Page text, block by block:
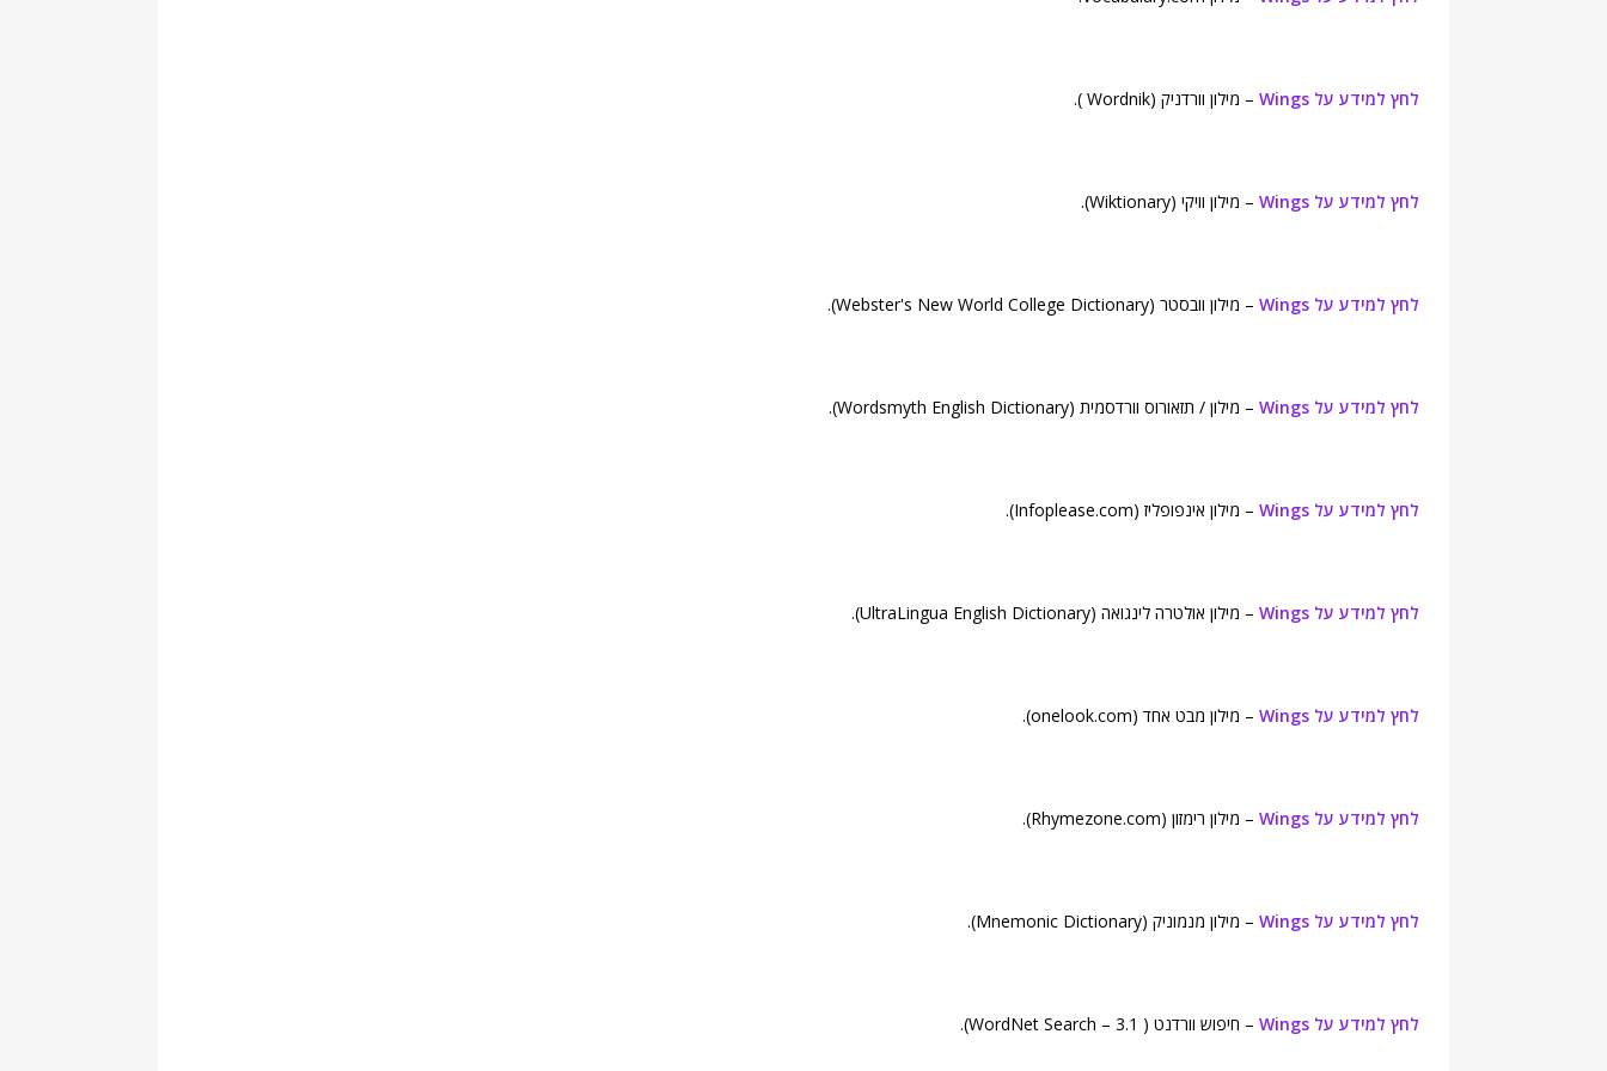
לחץ למידע על Wings – מילון וורדניק (Wordnik ).
לחץ למידע על Wings – מילון וויקי (Wiktionary).
לחץ למידע על Wings – מילון וובסטר (Webster's New World College Dictionary).
לחץ למידע על Wings – מילון / תזאורוס וורדסמית (Wordsmyth English Dictionary).
לחץ למידע על Wings – מילון אינפופליז (Infoplease.com).
לחץ למידע על Wings – מילון אולטרה לינגואה (UltraLingua English Dictionary).
לחץ למידע על Wings – מילון מבט אחד (onelook.com).
לחץ למידע על Wings – מילון רימזון (Rhymezone.com).
לחץ למידע על Wings – מילון מנמוניק (Mnemonic Dictionary).
לחץ למידע על Wings – חיפוש וורדנט ( WordNet Search – 3.1).